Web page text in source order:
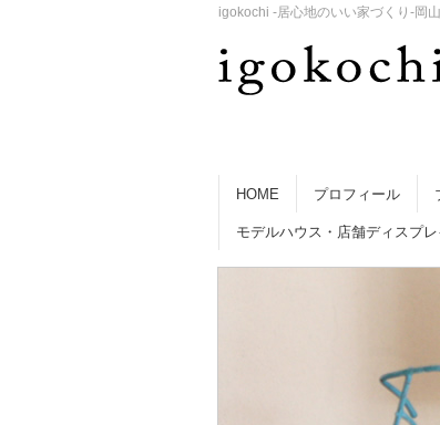
igokochi -居心地のいい家づくり-
HOME プロフィール
モデルハウス・店舗ディスプ